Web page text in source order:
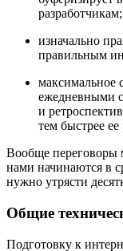
разработчикам;
изначально
правильным
максимальное
ежедневными
и
тем быстрее
Вообще
нами начинаются в
нужно утрясти
Общие
Подготовку к